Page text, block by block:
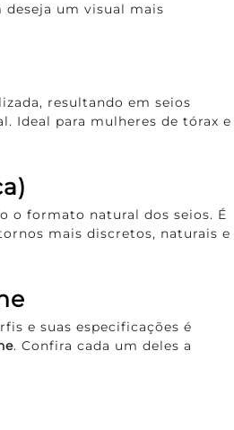
deseja um visual mais
resultando em seios
Ideal para mulheres de tórax e
o formato natural dos seios. É
mais discretos, naturais e
e suas especificações é
. Confira cada um deles a